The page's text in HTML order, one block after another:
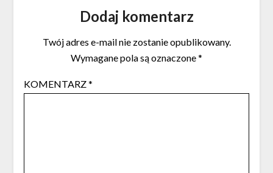
Dodaj komentarz
Twój adres e-mail nie zostanie opublikowany.
Wymagane pola są oznaczone*
KOMENTARZ*